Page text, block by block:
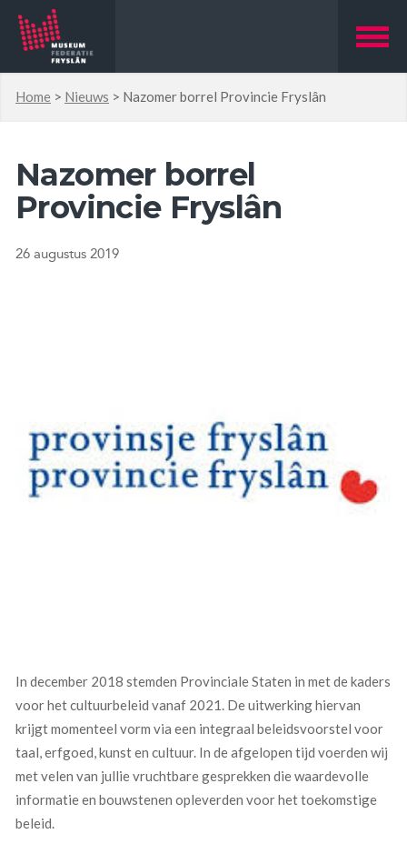
Home > Nieuws > Nazomer borrel Provincie Fryslân
Nazomer borrel
Provincie Fryslân
26 augustus 2019
In december 2018 stemden Provinciale Staten in met de kaders
voor het cultuurbeleid vanaf 2021. De uitwerking hiervan
krijgt momenteel vorm via een integraal beleidsvoorstel voor
taal, erfgoed, kunst en cultuur. In de afgelopen tijd voerden wij
met velen van jullie vruchtbare gesprekken die waardevolle
informatie en bouwstenen opleverden voor het toekomstige
beleid.